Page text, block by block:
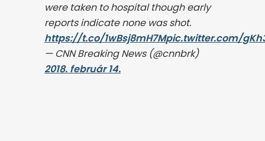
were taken to hospital though early
reports indicate none was shot.
https://t.co/1wBsj8mH7Mpic.twitter.com/
— CNN Breaking News (@cnnbrk)
2018. február 14.